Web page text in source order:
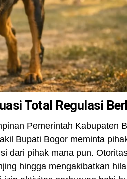
Total Regulasi
Pemerintah Kabupaten
Bupati Bogor meminta
dari pihak mana pun.
hingga mengakibatkan